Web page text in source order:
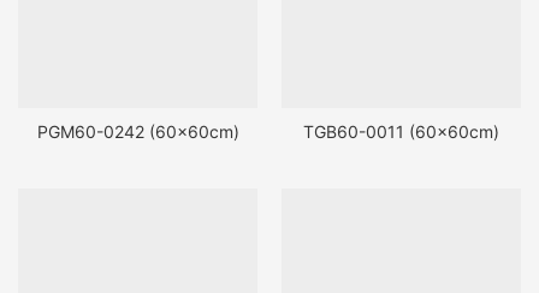
PGM60-0242 (60x60cm) TGB60-0011 (60x60cm)